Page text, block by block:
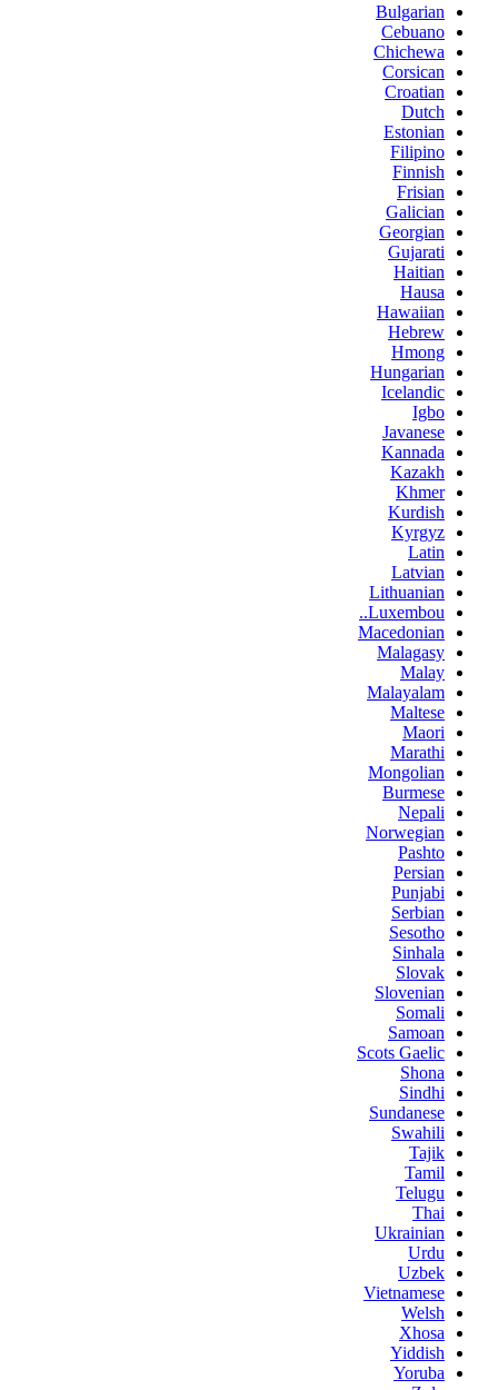
Bulgarian
Cebuano
Chichewa
Corsican
Croatian
Dutch
Estonian
Filipino
Finnish
Frisian
Galician
Georgian
Gujarati
Haitian
Hausa
Hawaiian
Hebrew
Hmong
Hungarian
Icelandic
Igbo
Javanese
Kannada
Kazakh
Khmer
Kurdish
Kyrgyz
Latin
Latvian
Lithuanian
Luxembou..
Macedonian
Malagasy
Malay
Malayalam
Maltese
Maori
Marathi
Mongolian
Burmese
Nepali
Norwegian
Pashto
Persian
Punjabi
Serbian
Sesotho
Sinhala
Slovak
Slovenian
Somali
Samoan
Scots Gaelic
Shona
Sindhi
Sundanese
Swahili
Tajik
Tamil
Telugu
Thai
Ukrainian
Urdu
Uzbek
Vietnamese
Welsh
Xhosa
Yiddish
Yoruba